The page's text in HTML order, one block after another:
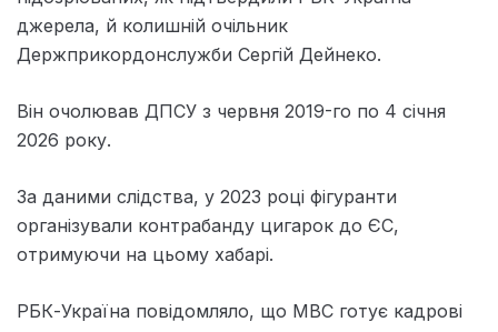
джерела, й колишній очільник
Держприкордонслужби Сергій Дейнеко.
Він очолював ДПСУ з червня 2019-го по 4 січня
2026 року.
За даними слідства, у 2023 році фігуранти
організували контрабанду цигарок до ЄС,
отримуючи на цьому хабарі.
РБК-Україна повідомляло, що МВС готує кадрові